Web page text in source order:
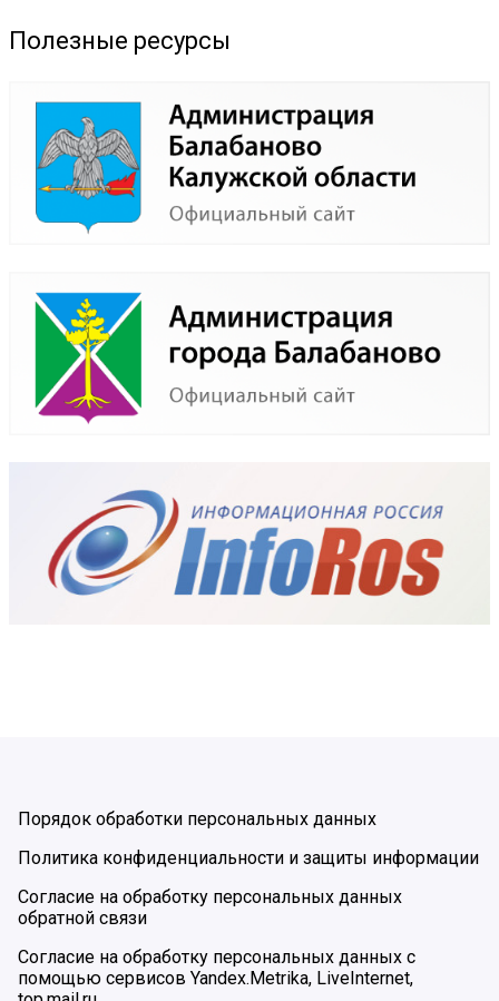
Полезные ресурсы
Порядок обработки персональных данных
Политика конфиденциальности и защиты информации
Согласие на обработку персональных данных
обратной связи
Согласие на обработку персональных данных с
помощью сервисов Yandex.Metrika, LiveInternet,